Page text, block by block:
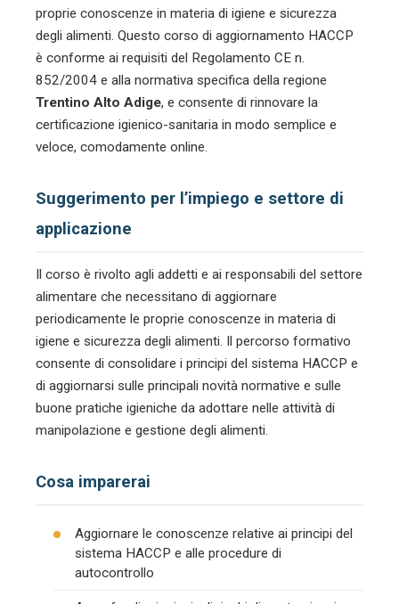
proprie conoscenze in materia di igiene e sicurezza
degli alimenti. Questo corso di aggiornamento HACCP
è conforme ai requisiti del Regolamento CE n.
852/2004 e alla normativa specifica della regione
Trentino Alto Adige, e consente di rinnovare la
certificazione igienico-sanitaria in modo semplice e
veloce, comodamente online.
Suggerimento per l’impiego e settore di
applicazione
Il corso è rivolto agli addetti e ai responsabili del settore
alimentare che necessitano di aggiornare
periodicamente le proprie conoscenze in materia di
igiene e sicurezza degli alimenti. Il percorso formativo
consente di consolidare i principi del sistema HACCP e
di aggiornarsi sulle principali novità normative e sulle
buone pratiche igieniche da adottare nelle attività di
manipolazione e gestione degli alimenti.
Cosa imparerai
Aggiornare le conoscenze relative ai principi del
sistema HACCP e alle procedure di
autocontrollo